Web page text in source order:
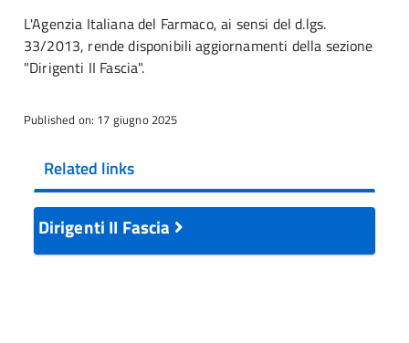
L'Agenzia Italiana del Farmaco, ai sensi del d.lgs.
33/2013, rende disponibili aggiornamenti della sezione
"Dirigenti II Fascia".
Published on: 17 giugno 2025
Related links
Dirigenti II Fascia